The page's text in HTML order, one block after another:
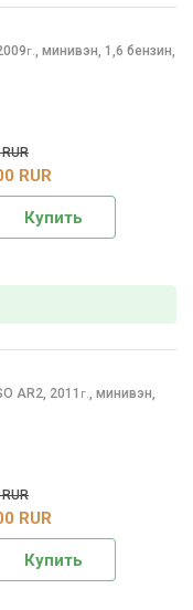
г. минивэн, 1,6 бензин,
RUR
Купить
AR2, 2011 г. минивэн,
RUR
Купить